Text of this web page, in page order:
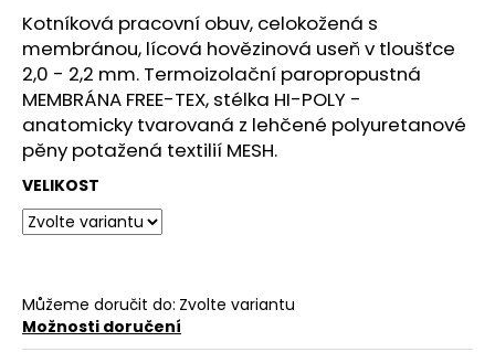
z
5
hvězdiček.
Kotníková pracovní obuv, celokožená s
membránou, lícová hovězinová useň v tloušťce
2,0 - 2,2 mm. Termoizolační paropropustná
MEMBRÁNA FREE-TEX, stélka HI-POLY -
anatomicky tvarovaná z lehčené polyuretanové
pěny potažená textilií MESH.
VELIKOST
Můžeme doručit do: Zvolte variantu
Možnosti doručení
D
o
p
o
r
u
č
e
m